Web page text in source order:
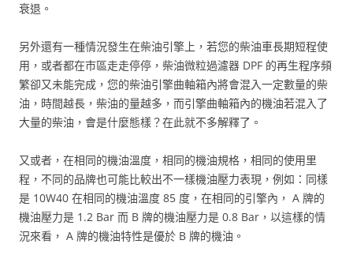
衰退。
另外還有一種情況發生在柴油引擎上，若您的柴油車長期短程使
用，或者都在市區走走停停，柴油微粒過濾器 DPF 的再生程序頻
繁卻又未能完成，您的柴油引擎曲軸箱內將會混入一定數量的柴
油，時間越長，柴油的量越多，而引擎曲軸箱內的機油若混入了
大量的柴油，會是什麼態樣？在此就不多解釋了。
又或者，在相同的機油溫度，相同的機油規格，相同的使用里
程，不同的品牌也可能比較出不一樣機油壓力表現，例如：同樣
是 10W40 在相同的機油溫度 85 度，在相同的引擎內， A 牌的
機油壓力是 1.2 Bar 而 B 牌的機油壓力是 0.8 Bar，以這樣的情
況來看， A 牌的機油特性是優於 B 牌的機油。